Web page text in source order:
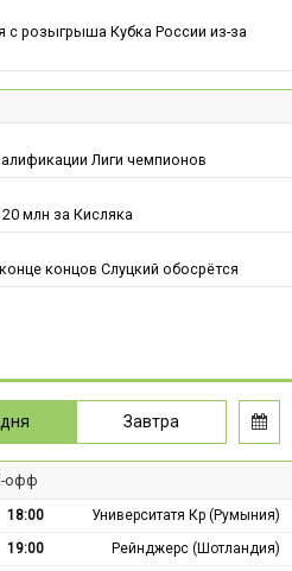
с розыгрыша Кубка России из-за
Лиги чемпионов
млн за Кисляка
концов Слуцкий обосрётся
Завтра
офф
18:00
Университатя Кр (Румыния)
19:00
Рейнджерс (Шотландия)